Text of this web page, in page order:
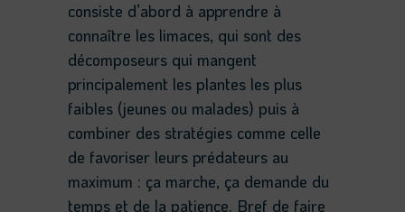
consiste d’abord à apprendre à
connaître les limaces, qui sont des
décomposeurs qui mangent
principalement les plantes les plus
faibles (jeunes ou malades) puis à
combiner des stratégies comme celle
de favoriser leurs prédateurs au
maximum : ça marche, ça demande du
temps et de la patience. Bref de faire